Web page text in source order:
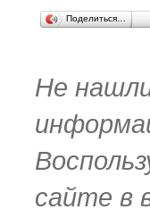
Поделиться…
Не
сайте в